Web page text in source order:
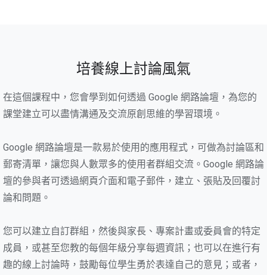
培養線上討論風氣
在這個課程中，您會學到如何透過 Google 網路論壇，為您的
課堂建立可以盡情溝通及交流原創思維的學習環境。
Google 網路論壇是一款易於使用的應用程式，可做為討論區和
郵寄清單，讓您與人數眾多的使用者群組交流。Google 網路論
壇的參與者可透過網頁介面和電子郵件，建立、張貼及回覆討
論和問題。
您可以建立自訂群組，然後與家長、專案計畫或委員會的特定
成員，或甚至您教的每個年級分享每週資訊；也可以在進行有
趣的線上討論時，鼓勵每位學生勇於表達自己的意見；或者，